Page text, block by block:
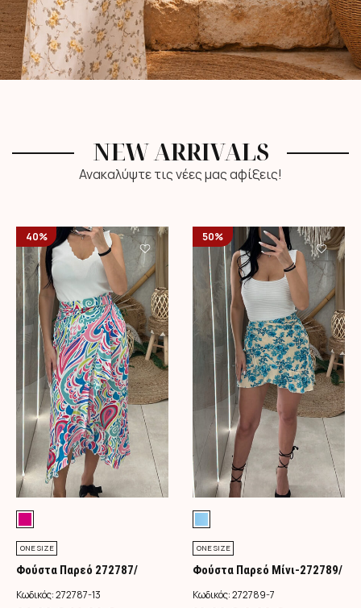
NEW ARRIVALS
Ανακαλύψτε τις νέες μας αφίξεις!
40%
ONE SIZE
Φούστα Παρεό 272787/
Φούξια
Κωδικός:272787-13
50%
ONE SIZE
Φούστα Παρεό Μίνι-272789/
Τιρκουάζ
Κωδικός:272789-7